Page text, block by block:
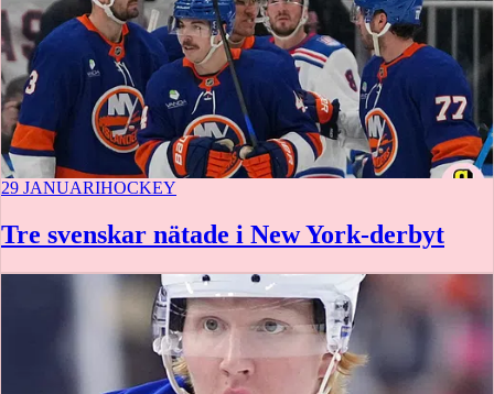
29 JANUARIHOCKEY
Tre svenskar nätade i New York-derbyt